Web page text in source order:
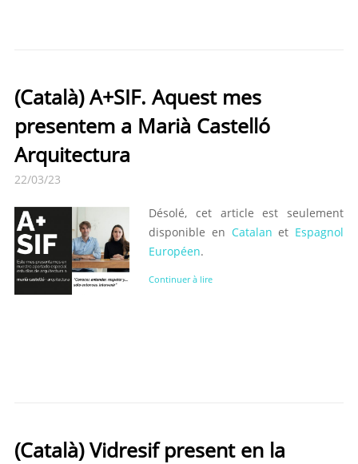
(Català) A+SIF. Aquest mes
presentem a Marià Castelló
Arquitectura
22/03/23
Désolé, cet article est seulement
disponible en Catalan et Espagnol
Européen.
Continuer à lire
(Català) Vidresif present en la